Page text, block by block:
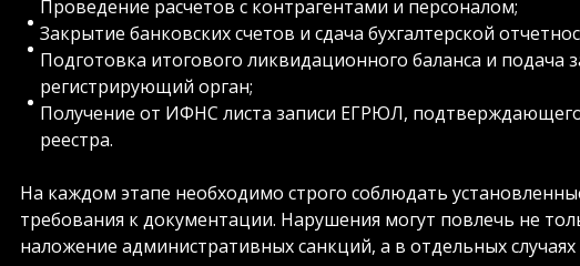
Проведение расчетов с контрагентами и персоналом;
Закрытие банковских счетов и сдача бухгалтерской
Подготовка итогового ликвидационного баланса и
регистрирующий орган;
Получение от ИФНС листа записи ЕГРЮЛ,
реестра.
На каждом этапе необходимо строго соблюдать
требования к документации. Нарушения могут повлечь не
наложение административных санкций, а в отдельных